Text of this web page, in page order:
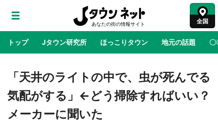
全国
トップ Jタウン研究所 ほっこりタウン 地元の話題 〇
地域×二次元 絶景 あの時はありがとう 物語がはじ
ラプラス・ダークネスが栃木県を征服！？ 県
公式プロモ動画で「聖地」が生産されてます
「天井のライトの中で、虫が死んでる
気配がする」←どう掃除すればいい？
メーカーに聞いた